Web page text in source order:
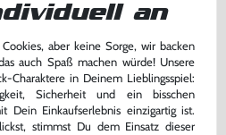
an
aber keine Sorge, wir backen
auch Spaß machen würde! Unsere
Charaktere in Deinem Lieblingsspiel:
Sicherheit und ein bisschen
Dein Einkaufserlebnis einzigartig ist.
stimmst Du dem Einsatz dieser